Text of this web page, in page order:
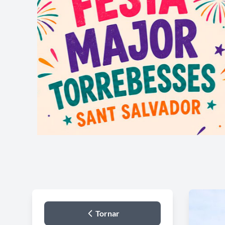
Tornar